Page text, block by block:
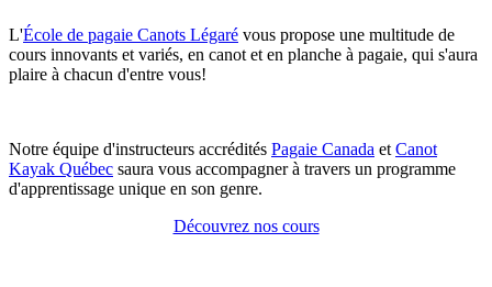
L'École de pagaie Canots Légaré vous propose une multitude de
cours innovants et variés, en canot et en planche à pagaie, qui s'aura
plaire à chacun d'entre vous!
Notre équipe d'instructeurs accrédités Pagaie Canada et Canot
Kayak Québec saura vous accompagner à travers un programme
d'apprentissage unique en son genre.
Découvrez nos cours